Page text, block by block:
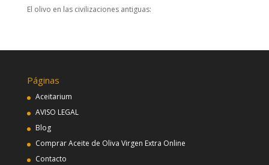
El olivo en las civilizaciones antiguas:
Páginas
Aceitarium
AVISO LEGAL
Blog
Comprar Aceite de Oliva Virgen Extra Online
Contacto